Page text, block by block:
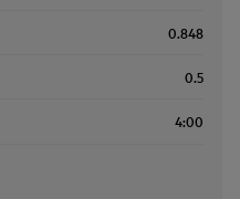
0.848
0.5
4:00